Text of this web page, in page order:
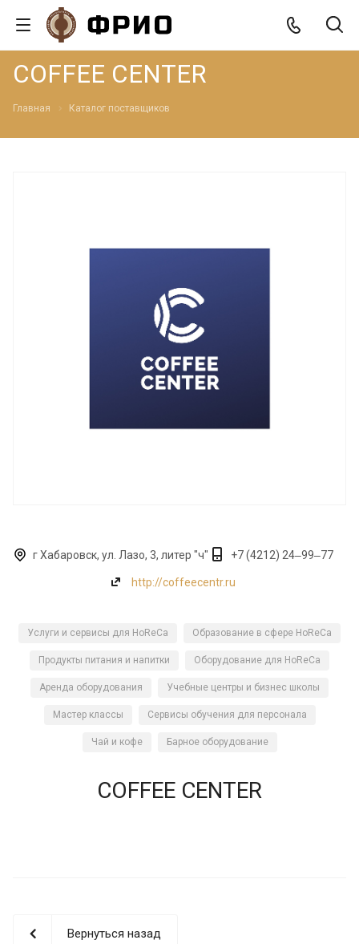
COFFEE CENTER
Главная Каталог поставщиков
г Хабаровск, ул. Лазо, 3, литер "ч" +7 (4212) 24‒99‒77
http://coffeecentr.ru
Услуги и сервисы для HoReCa Образование в сфере HoReCa
Продукты питания и напитки Оборудование для HoReCa
Аренда оборудования Учебные центры и бизнес школы
Мастер классы Сервисы обучения для персонала
Чай и кофе Барное оборудование
COFFEE CENTER
Вернуться назад